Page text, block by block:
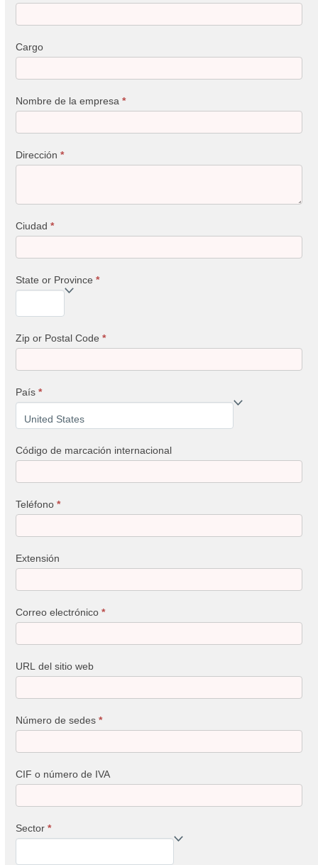
Cargo
Nombre de la empresa*
Dirección*
Ciudad*
State or Province*
Zip or Postal Code*
País*
Código de marcación internacional
Teléfono*
Extensión
Correo electrónico*
URL del sitio web
Número de sedes*
CIF o número de IVA
Sector*